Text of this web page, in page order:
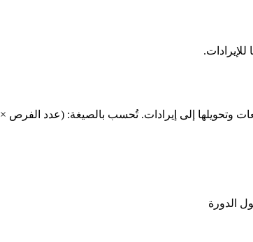
وتحويلها إلى إيرادات. تُحسب بالصيغة: (عدد الفرص ×
الدورة